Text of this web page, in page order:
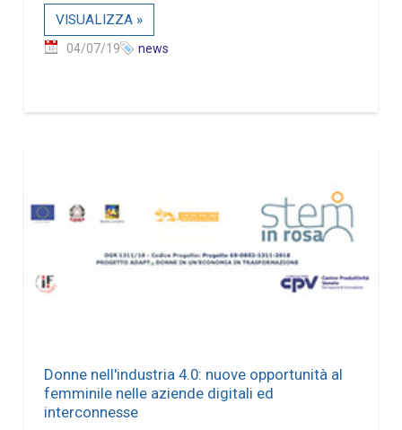
VISUALIZZA »
04/07/19 news
Donne nell'industria 4.0: nuove opportunità al
femminile nelle aziende digitali ed
interconnesse